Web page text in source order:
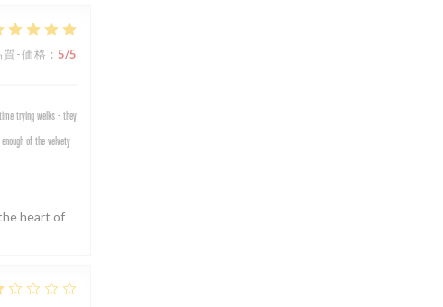
質-価格 : 5/5
trying welks - they
of the velvety
heart of